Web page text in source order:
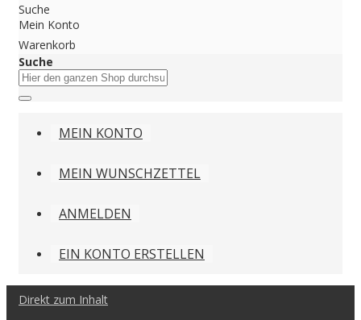
Suche
Mein Konto
Warenkorb
Suche
MEIN KONTO
MEIN WUNSCHZETTEL
ANMELDEN
EIN KONTO ERSTELLEN
Direkt zum Inhalt